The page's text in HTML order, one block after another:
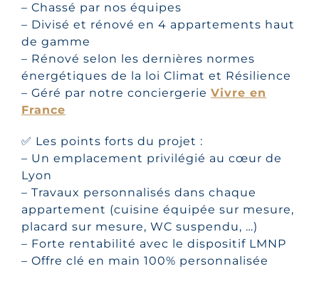
– Chassé par nos équipes
– Divisé et rénové en 4 appartements haut
de gamme
– Rénové selon les dernières normes
énergétiques de la loi Climat et Résilience
– Géré par notre conciergerie Vivre en
France
✅ Les points forts du projet :
– Un emplacement privilégié au cœur de
Lyon
– Travaux personnalisés dans chaque
appartement (cuisine équipée sur mesure,
placard sur mesure, WC suspendu, …)
– Forte rentabilité avec le dispositif LMNP
– Offre clé en main 100% personnalisée